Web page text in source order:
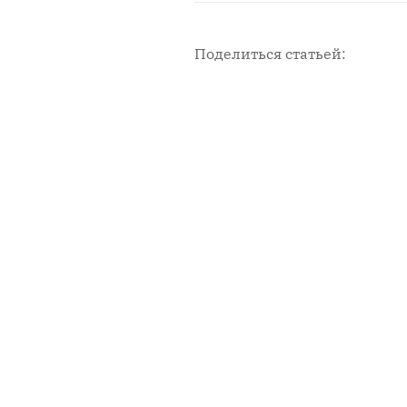
Поделиться статьей: